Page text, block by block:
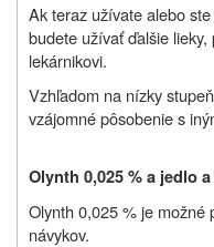
Ak teraz užívate alebo
budete užívať ďalšie
lekárnikovi.
Vzhľadom na nízky
vzájomné pôsobenie s
Olynth 0,025 % a jedlo
Olynth 0,025 % je možné
návykov.